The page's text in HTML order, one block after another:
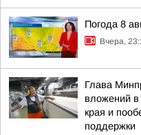
Погода 8
Вчера,
Глава
вложений
края и
поддержки